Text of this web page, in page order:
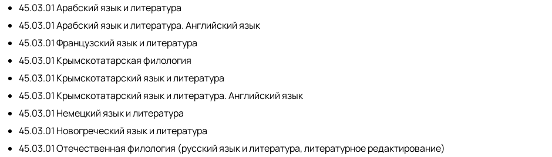
45.03.01 Арабский язык и литература
45.03.01 Арабский язык и литература. Английский язык
45.03.01 Французский язык и литература
45.03.01 Крымскотатарская филология
45.03.01 Крымскотатарский язык и литература
45.03.01 Крымскотатарский язык и литература. Английский язык
45.03.01 Немецкий язык и литература
45.03.01 Новогреческий язык и литература
45.03.01 Отечественная филология (русский язык и литература, литературное редактирование)